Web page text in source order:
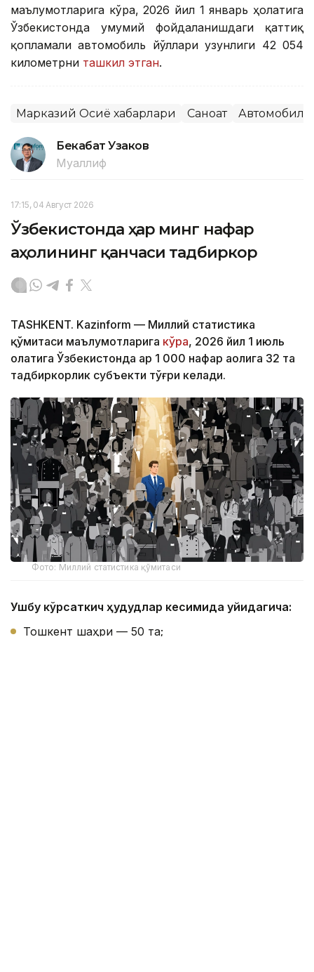
маълумотларига кўра, 2026 йил 1 январь ҳолатига
Ўзбекистонда умумий фойдаланишдаги қаттиқ
қопламали автомобиль йўллари узунлиги 42 054
километрни ташкил этган.
Марказий Осиё хабарлари Саноат
Бекабат Узаков
Муаллиф
17:15, 04 Август 2026
Ўзбекистонда ҳар минг нафар
аҳолининг қанчаси тадбиркор
TASHKENT. Kazinform — Миллий статистика
қўмитаси маълумотларига кўра, 2026 йил 1 июль
ҳолатига Ўзбекистонда ҳар 1 000 нафар аҳолига 32 та
тадбиркорлик субъекти тўғри келади.
Фото: Миллий статистика қўмитаси
Ушбу кўрсаткич ҳудудлар кесимида қуйидагича:
Тошкент шаҳри — 50 та;